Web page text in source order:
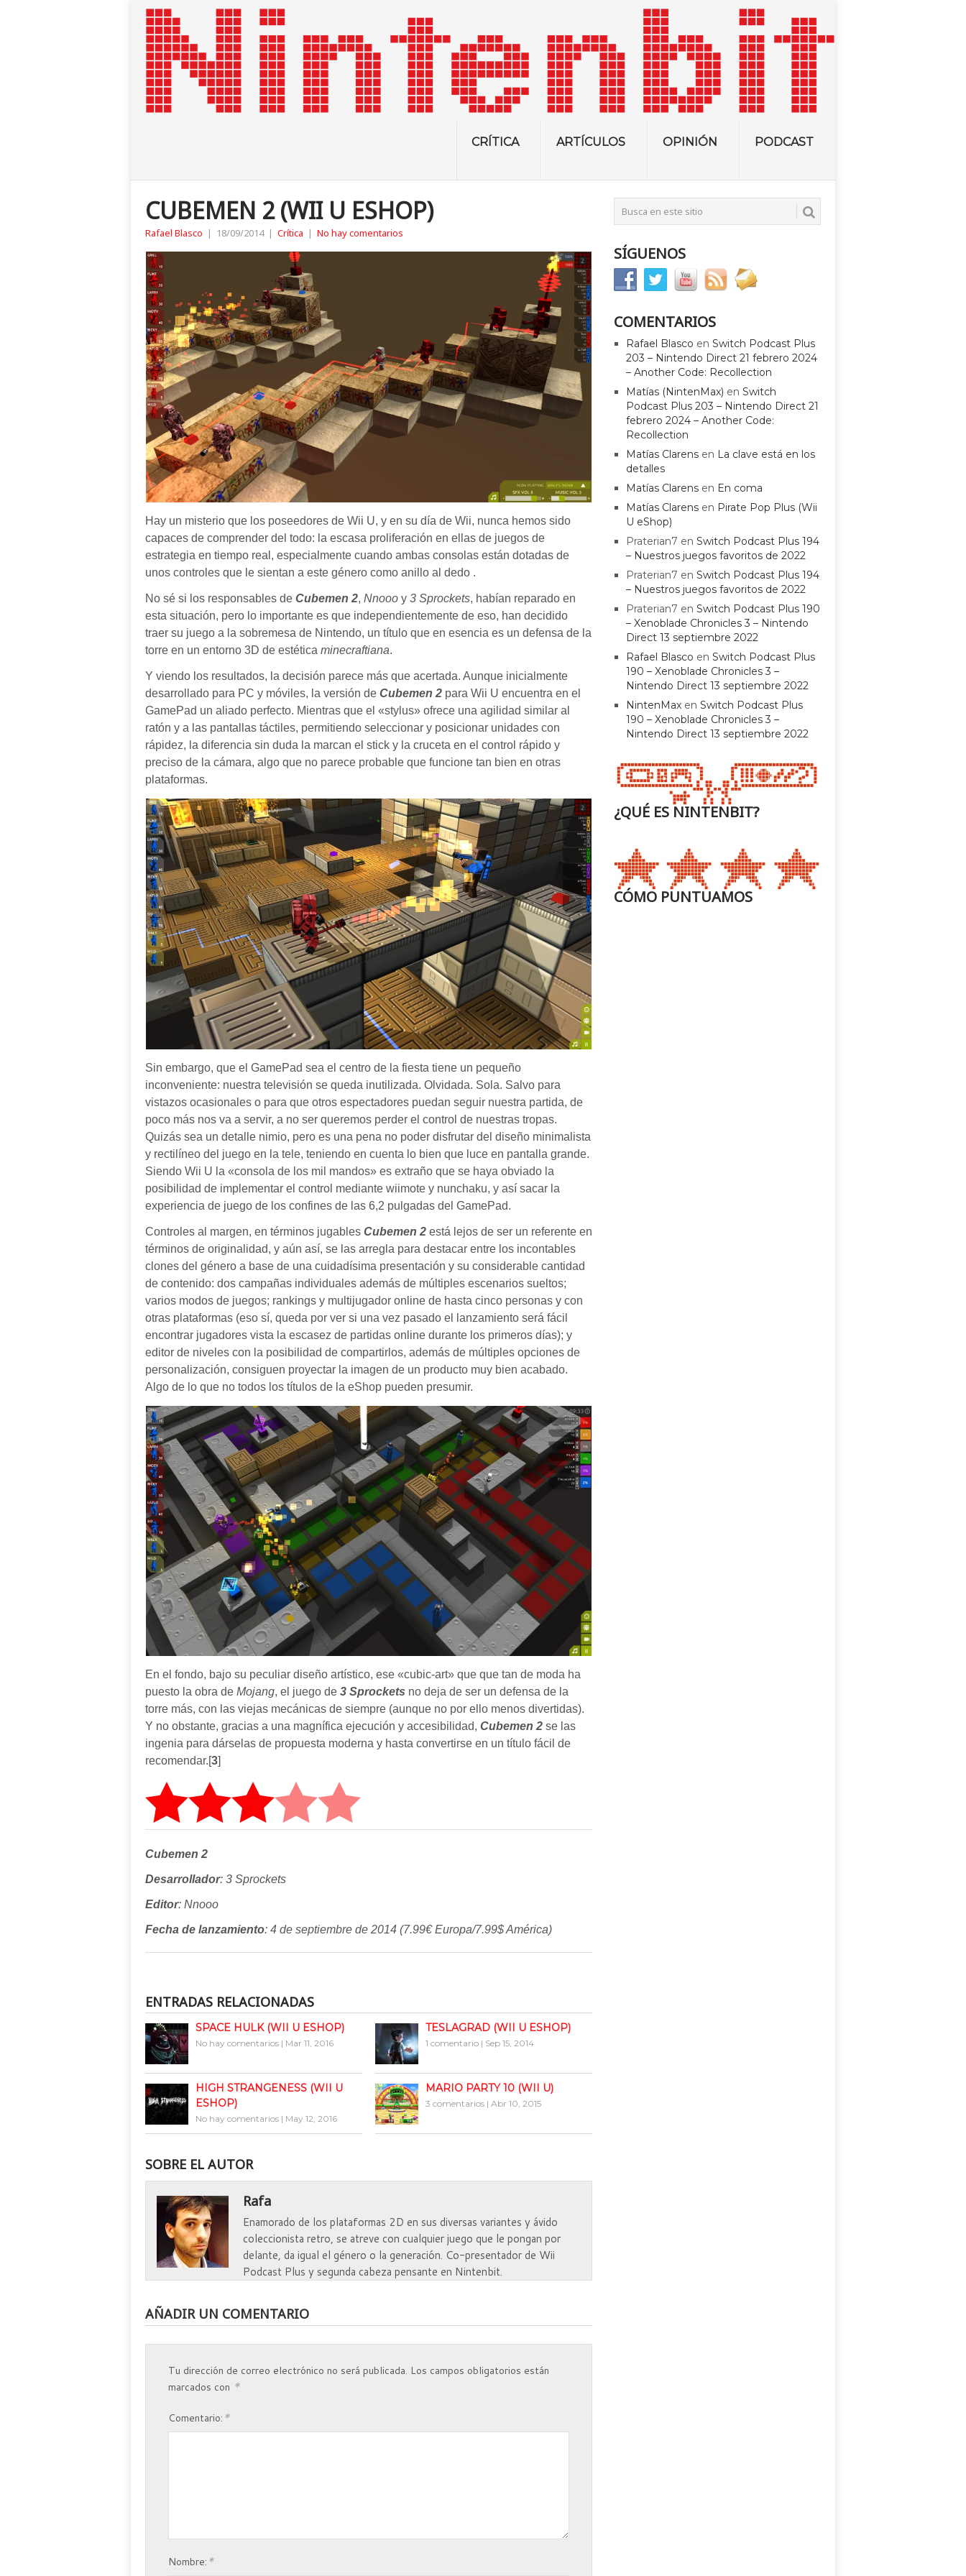
CRÍTICA ARTÍCULOS OPINIÓN PODCAST
CUBEMEN 2 (WII U ESHOP)
Rafael Blasco | 18/09/2014 | Crítica | No hay comentarios
Hay un misterio que los poseedores de Wii U, y en su día de Wii, nunca hemos sido
capaces de comprender del todo: la escasa proliferación en ellas de juegos de
estrategia en tiempo real, especialmente cuando ambas consolas están dotadas de
unos controles que le sientan a este género como anillo al dedo .
No sé si los responsables de Cubemen 2, Nnooo y 3 Sprockets, habían reparado en
esta situación, pero lo importante es que independientemente de eso, han decidido
traer su juego a la sobremesa de Nintendo, un título que en esencia es un defensa de la
torre en un entorno 3D de estética minecraftiana.
Y viendo los resultados, la decisión parece más que acertada. Aunque inicialmente
desarrollado para PC y móviles, la versión de Cubemen 2 para Wii U encuentra en el
GamePad un aliado perfecto. Mientras que el «stylus» ofrece una agilidad similar al
ratón y a las pantallas táctiles, permitiendo seleccionar y posicionar unidades con
rápidez, la diferencia sin duda la marcan el stick y la cruceta en el control rápido y
preciso de la cámara, algo que no parece probable que funcione tan bien en otras
plataformas.
Sin embargo, que el GamePad sea el centro de la fiesta tiene un pequeño
inconveniente: nuestra televisión se queda inutilizada. Olvidada. Sola. Salvo para
vistazos ocasionales o para que otros espectadores puedan seguir nuestra partida, de
poco más nos va a servir, a no ser queremos perder el control de nuestras tropas.
Quizás sea un detalle nimio, pero es una pena no poder disfrutar del diseño minimalista
y rectilíneo del juego en la tele, teniendo en cuenta lo bien que luce en pantalla grande.
Siendo Wii U la «consola de los mil mandos» es extraño que se haya obviado la
posibilidad de implementar el control mediante wiimote y nunchaku, y así sacar la
experiencia de juego de los confines de las 6,2 pulgadas del GamePad.
Controles al margen, en términos jugables Cubemen 2 está lejos de ser un referente en
términos de originalidad, y aún así, se las arregla para destacar entre los incontables
clones del género a base de una cuidadísima presentación y su considerable cantidad
de contenido: dos campañas individuales además de múltiples escenarios sueltos;
varios modos de juegos; rankings y multijugador online de hasta cinco personas y con
otras plataformas (eso sí, queda por ver si una vez pasado el lanzamiento será fácil
encontrar jugadores vista la escasez de partidas online durante los primeros días); y
editor de niveles con la posibilidad de compartirlos, además de múltiples opciones de
personalización, consiguen proyectar la imagen de un producto muy bien acabado.
Algo de lo que no todos los títulos de la eShop pueden presumir.
En el fondo, bajo su peculiar diseño artístico, ese «cubic-art» que que tan de moda ha
puesto la obra de Mojang, el juego de 3 Sprockets no deja de ser un defensa de la
torre más, con las viejas mecánicas de siempre (aunque no por ello menos divertidas).
Y no obstante, gracias a una magnífica ejecución y accesibilidad, Cubemen 2 se las
ingenia para dárselas de propuesta moderna y hasta convertirse en un título fácil de
recomendar.[3]
Cubemen 2
Desarrollador: 3 Sprockets
Editor: Nnooo
Fecha de lanzamiento: 4 de septiembre de 2014 (7.99€ Europa/7.99$ América)
ENTRADAS RELACIONADAS
SPACE HULK (WII U ESHOP)
No hay comentarios | Mar 11, 2016
TESLAGRAD (WII U ESHOP)
1 comentario | Sep 15, 2014
HIGH STRANGENESS (WII U
ESHOP)
No hay comentarios | May 12, 2016
MARIO PARTY 10 (WII U)
3 comentarios |Abr 10, 2015
SOBRE EL AUTOR
Rafa
Enamorado de los plataformas 2D en sus diversas variantes y ávido
coleccionista retro, se atreve con cualquier juego que le pongan por
delante, da igual el género o la generación. Co-presentador de Wii
Podcast Plus y segunda cabeza pensante en Nintenbit.
AÑADIR UN COMENTARIO
Tu dirección de correo electrónico no será publicada. Los campos obligatorios están
marcados con *
Comentario: *
Nombre: *
SÍGUENOS
COMENTARIOS
Rafael Blasco enSwitch Podcast Plus
203 – Nintendo Direct 21 febrero 2024
– Another Code: Recollection
Matías (NintenMax) enSwitch
Podcast Plus 203 – Nintendo Direct 21
febrero 2024 – Another Code:
Recollection
Matías Clarens en La clave está en los
detalles
Matías Clarens en En coma
Matías Clarens en Pirate Pop Plus (Wii
U eShop)
Praterian7 enSwitch Podcast Plus 194
– Nuestros juegos favoritos de 2022
Praterian7 enSwitch Podcast Plus 194
– Nuestros juegos favoritos de 2022
Praterian7 enSwitch Podcast Plus 190
– Xenoblade Chronicles 3 – Nintendo
Direct 13 septiembre 2022
Rafael Blasco enSwitch Podcast Plus
190 – Xenoblade Chronicles 3 –
Nintendo Direct 13 septiembre 2022
NintenMax enSwitch Podcast Plus
190 – Xenoblade Chronicles 3 –
Nintendo Direct 13 septiembre 2022
¿QUÉ ES NINTENBIT?
CÓMO PUNTUAMOS